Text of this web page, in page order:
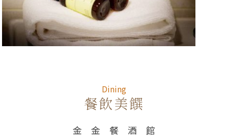
Dining
Dining
餐飲美饌
金 金 餐 酒 館